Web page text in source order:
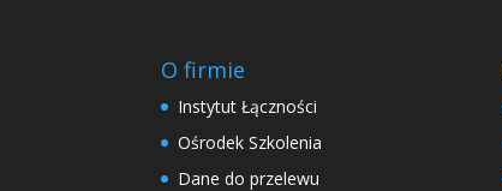
O firmie
Instytut Łączności
Ośrodek Szkolenia
Dane do przelewu